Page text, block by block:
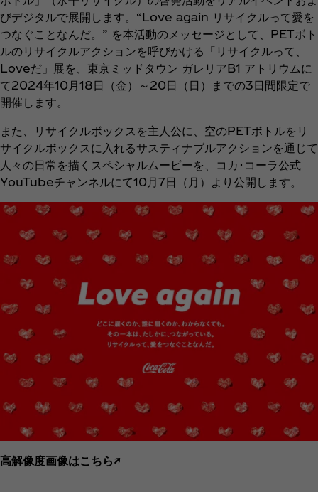
びデジタルで展開します。“Love again リサイクルって愛を
つなぐことなんだ。” を本活動のメッセージとして、PETボト
ルのリサイクルアクションを呼びかける「リサイクルって、
Loveだ」展を、東京ミッドタウン ガレリアB1 アトリウムに
て2024年10月18日（金）～20日（日）までの3日間限定で
開催します。
また、リサイクルボックスを主人公に、空のPETボトルをリ
サイクルボックスに入れるサスティナブルアクションを通じて
人々の日常を描くスペシャルムービーを、コカ･コーラ公式
YouTubeチャンネルにて10月7日（月）より公開します。
高解像度画像はこちら↗︎